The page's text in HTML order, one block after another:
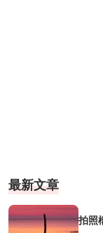
最新文章
拍照